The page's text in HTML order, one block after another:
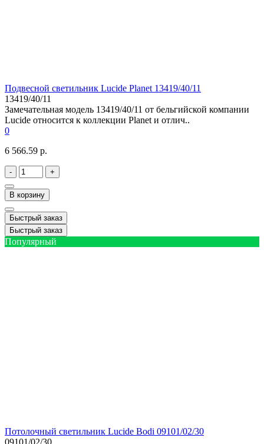
Подвесной светильник Lucide Planet 13419/40/11
13419/40/11
Замечательная модель 13419/40/11 от бельгийской компании
Lucide относится к коллекции Planet и отлич..
0
6 566.59 р.
- +
В корзину
Быстрый заказ
Быстрый заказ
Популярный
Потолочный светильник Lucide Bodi 09101/02/30
09101/02/30